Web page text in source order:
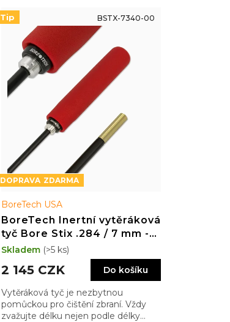
Tip
ZDARMA
BoreTech USA
BoreTech Inertní vytěráková
tyč Bore Stix .284 / 7 mm -
.30 / 8 mm, délka 40"
2 145 CZK Do košíku
Vytěráková tyč je nezbytnou
pomůckou pro čištění zbraní. Vždy
zvažujte délku nejen podle délky
Skladem (>5 ks)
BSTX-7340-00